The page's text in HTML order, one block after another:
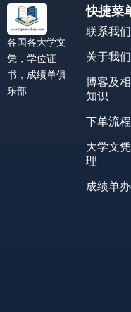
各国各大学文
凭，学位证
书，成绩单俱
乐部
快捷菜
联系我们
关于我们
博客及
知识
下单流程
大学文
理
成绩单